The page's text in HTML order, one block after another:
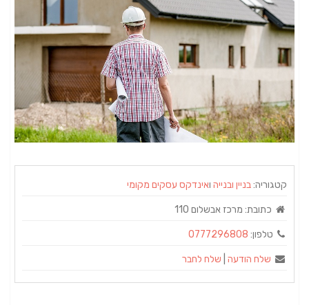
קטגוריה:בניין ובנייה ואינדקס עסקים מקומי
כתובת: מרכז אבשלום 110
טלפון: 0777296808
שלח הודעה שלח לחבר